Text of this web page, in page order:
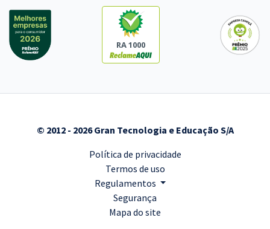
RA 1000
© 2012 - 2026 Gran Tecnologia e Educação S/A
Política de privacidade
Termos de uso
Regulamentos
Segurança
Mapa do site